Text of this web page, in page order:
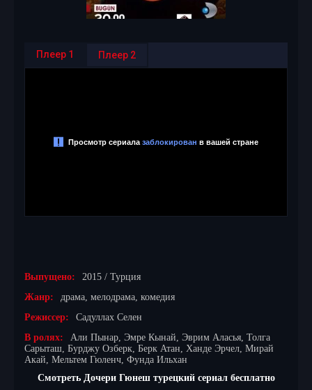
Плеер 1 Плеер 2
Выпущено:
2015 / Турция
Жанр:
драма, мелодрама, комедия
Режиссер:
Садуллах Селен
В ролях:
Али Пынар, Эмре Кынай, Эврим Аласья, Толга
Сарыташ, Бурджу Озберк, Берк Атан, Ханде Эрчел, Мирай
Акай, Мельтем Гюленч, Фунда Ильхан
Смотреть Дочери Гюнеш турецкий сериал бесплатно